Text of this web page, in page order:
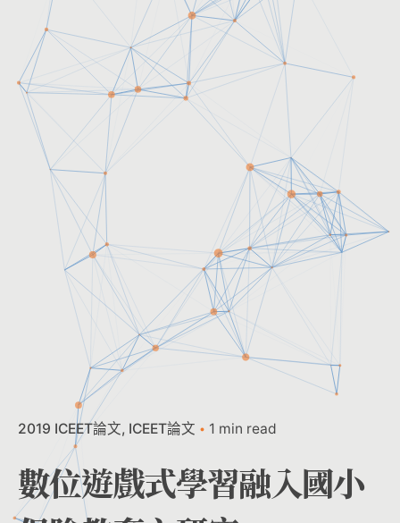
2019 ICEET論文 ICEET論文 1 min read
數位遊戲式學習融入國小